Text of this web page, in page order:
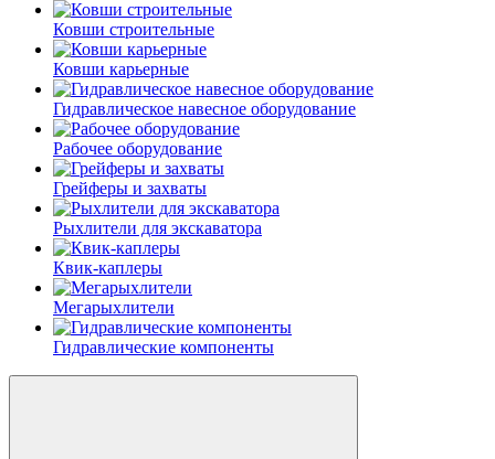
Ковши строительные
Ковши карьерные
Гидравлическое навесное оборудование
Рабочее оборудование
Грейферы и захваты
Рыхлители для экскаватора
Квик-каплеры
Мегарыхлители
Гидравлические компоненты